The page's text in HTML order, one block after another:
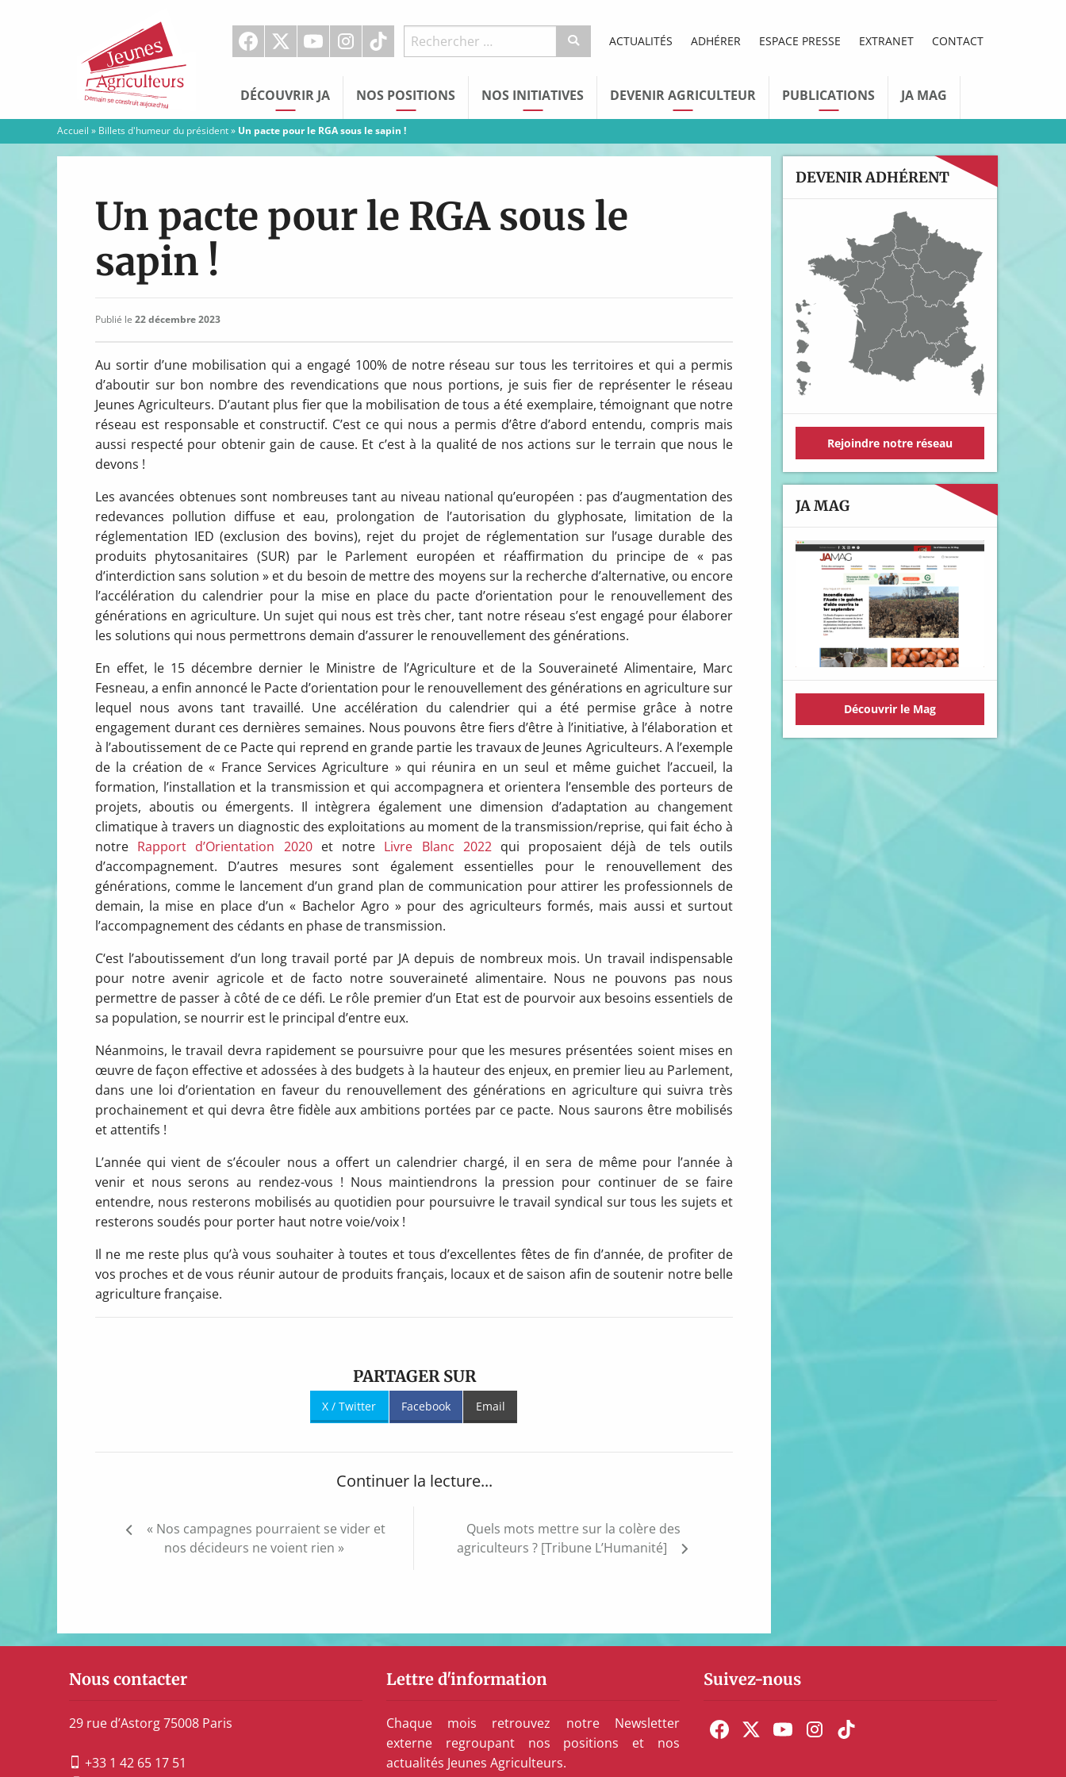
Agriculteurs
ACTUALITÉS ADHÉRER ESPACE PRESSE EXTRANET CONTACT
DÉCOUVRIR JA NOS POSITIONS NOS INITIATIVES DEVENIR AGRICULTEUR PUBLICATIONS JA MAG
Accueil » Billets d'humeur du président» Un pacte pour le RGA sous le sapin !
Un pacte pour le RGA sous le
sapin !
Publié le 22 décembre 2023
Au sortir d’une mobilisation qui a engagé 100% de notre réseau sur tous les territoires et qui a permis
d’aboutir sur bon nombre des revendications que nous portions, je suis fier de représenter le réseau
Jeunes Agriculteurs. D’autant plus fier que la mobilisation de tous a été exemplaire, témoignant que notre
réseau est responsable et constructif. C’est ce qui nous a permis d’être d’abord entendu, compris mais
aussi respecté pour obtenir gain de cause. Et c’est à la qualité de nos actions sur le terrain que nous le
devons !
Les avancées obtenues sont nombreuses tant au niveau national qu’européen : pas d’augmentation des
redevances pollution diffuse et eau, prolongation de l’autorisation du glyphosate, limitation de la
réglementation IED (exclusion des bovins), rejet du projet de réglementation sur l’usage durable des
produits phytosanitaires (SUR) par le Parlement européen et réaffirmation du principe de « pas
d’interdiction sans solution » et du besoin de mettre des moyens sur la recherche d’alternative, ou encore
l’accélération du calendrier pour la mise en place du pacte d’orientation pour le renouvellement des
générations en agriculture. Un sujet qui nous est très cher, tant notre réseau s’est engagé pour élaborer
les solutions qui nous permettrons demain d’assurer le renouvellement des générations.
En effet, le 15 décembre dernier le Ministre de l’Agriculture et de la Souveraineté Alimentaire, Marc
Fesneau, a enfin annoncé le Pacte d’orientation pour le renouvellement des générations en agriculture sur
lequel nous avons tant travaillé. Une accélération du calendrier qui a été permise grâce à notre
engagement durant ces dernières semaines. Nous pouvons être fiers d’être à l’initiative, à l’élaboration et
à l’aboutissement de ce Pacte qui reprend en grande partie les travaux de Jeunes Agriculteurs. A l’exemple
de la création de « France Services Agriculture » qui réunira en un seul et même guichet l’accueil, la
formation, l’installation et la transmission et qui accompagnera et orientera l’ensemble des porteurs de
projets, aboutis ou émergents. Il intègrera également une dimension d’adaptation au changement
climatique à travers un diagnostic des exploitations au moment de la transmission/reprise, qui fait écho à
notre Rapport d’Orientation 2020et notre Livre Blanc 2022qui proposaient déjà de tels outils
d’accompagnement. D’autres mesures sont également essentielles pour le renouvellement des
générations, comme le lancement d’un grand plan de communication pour attirer les professionnels de
demain, la mise en place d’un « Bachelor Agro » pour des agriculteurs formés, mais aussi et surtout
l’accompagnement des cédants en phase de transmission.
C‘est l’aboutissement d’un long travail porté par JA depuis de nombreux mois. Un travail indispensable
pour notre avenir agricole et de facto notre souveraineté alimentaire. Nous ne pouvons pas nous
permettre de passer à côté de ce défi. Le rôle premier d’un Etat est de pourvoir aux besoins essentiels de
sa population, se nourrir est le principal d’entre eux.
Néanmoins, le travail devra rapidement se poursuivre pour que les mesures présentées soient mises en
œuvre de façon effective et adossées à des budgets à la hauteur des enjeux, en premier lieu au Parlement,
dans une loi d’orientation en faveur du renouvellement des générations en agriculture qui suivra très
prochainement et qui devra être fidèle aux ambitions portées par ce pacte. Nous saurons être mobilisés
et attentifs !
L’année qui vient de s’écouler nous a offert un calendrier chargé, il en sera de même pour l’année à
venir et nous serons au rendez-vous ! Nous maintiendrons la pression pour continuer de se faire
entendre, nous resterons mobilisés au quotidien pour poursuivre le travail syndical sur tous les sujets et
resterons soudés pour porter haut notre voie/voix !
Il ne me reste plus qu’à vous souhaiter à toutes et tous d’excellentes fêtes de fin d’année, de profiter de
vos proches et de vous réunir autour de produits français, locaux et de saison afin de soutenir notre belle
agriculture française.
PARTAGER SUR
X / Twitter Facebook Email
Continuer la lecture...
Navigation
« Nos campagnes pourraient se vider et
nos décideurs ne voient rien »
Quels mots mettre sur la colère des
agriculteurs ? [Tribune L’Humanité]
DEVENIR ADHÉRENT
Rejoindre notre réseau
JA MAG
Découvrir le Mag
Nous contacter
29 rue d’Astorg 75008 Paris
+33 1 42 65 17 51
Lettre d'information
Chaque mois retrouvez notre Newsletter
externe regroupant nos positions et nos
actualités Jeunes Agriculteurs.
Suivez-nous